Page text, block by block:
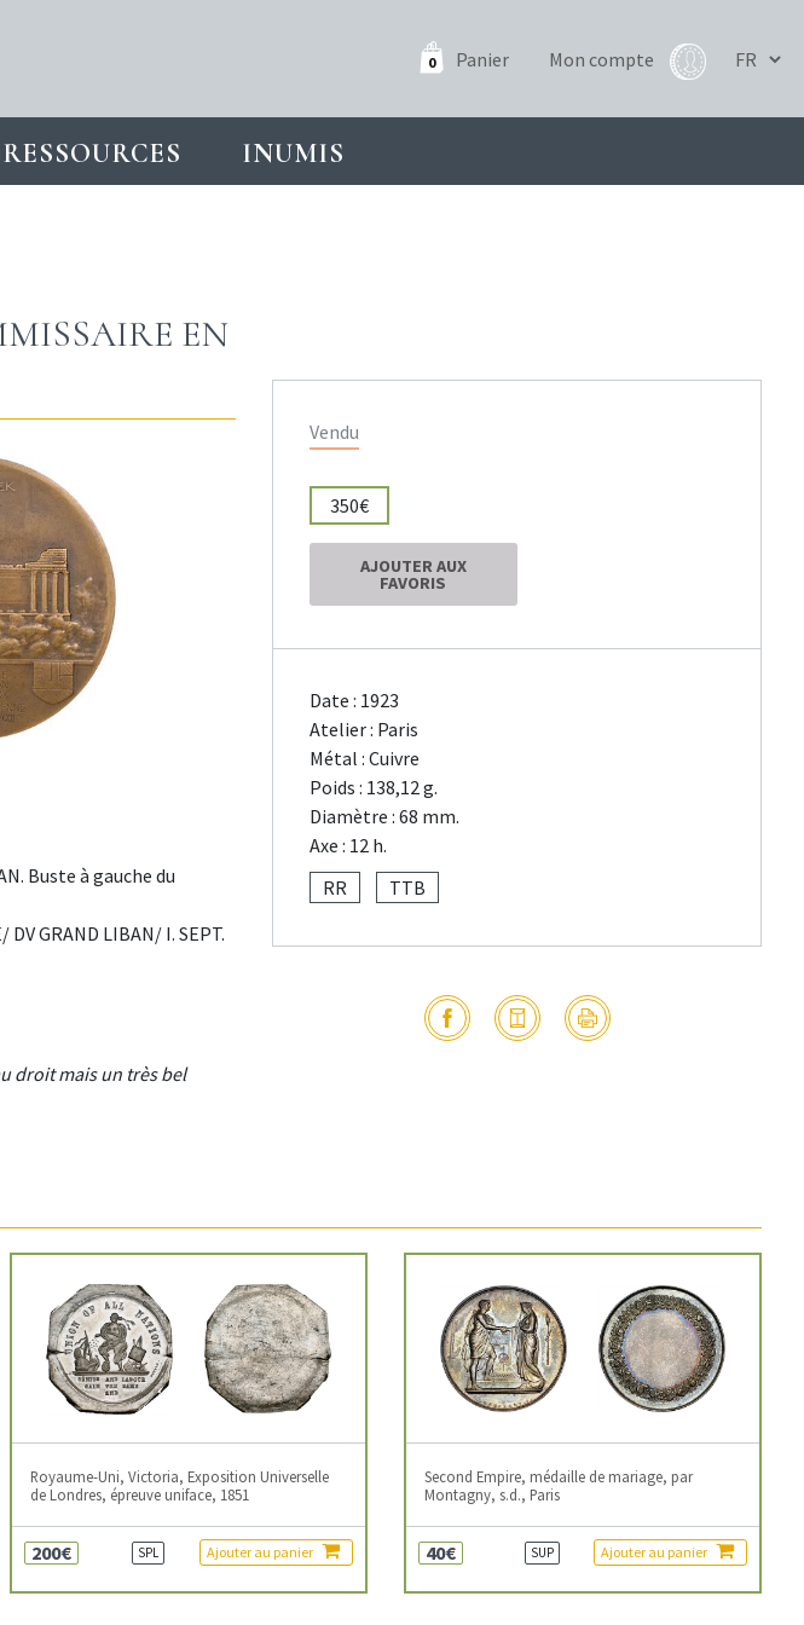
0 Panier Mon compte
RESSOURCES INUMIS
EN
Buste à gauche du
GRAND LIBAN/ I. SEPT.
droit mais un très bel
Vendu
350€
AJOUTER AUX
FAVORIS
Date : 1923
Atelier : Paris
Métal : Cuivre
Poids : 138,12 g.
Diamètre : 68 mm.
Axe : 12 h.
RR
TTB
Royaume-Uni, Victoria, Exposition Universelle
de Londres, épreuve uniface, 1851
200€ SPL Ajouter au panier
Second Empire, médaille de mariage, par
Montagny, s.d., Paris
40€ SUP Ajouter au panier